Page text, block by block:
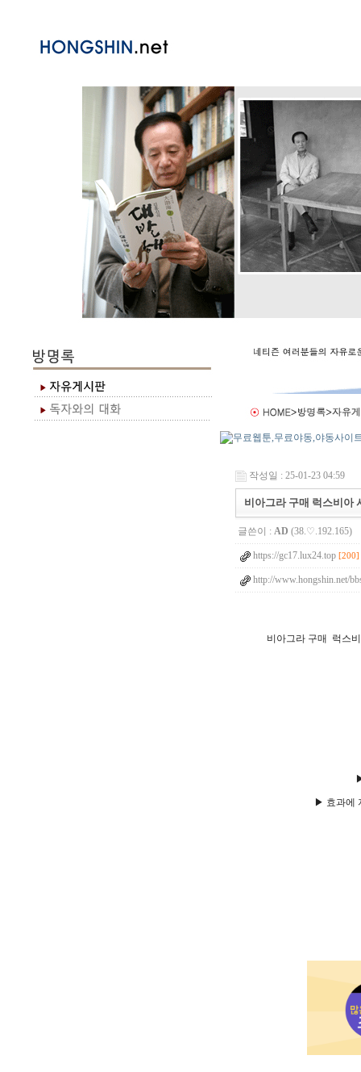
작성일 : 25-01-23 04:59
비아그라 구매 럭스비아
글쓴이 : AD (38.♡.192.165)
https://gc17.lux24.top [200]
http://www.hongshin.net/
비아그라 구매 럭스
▶ 효과에